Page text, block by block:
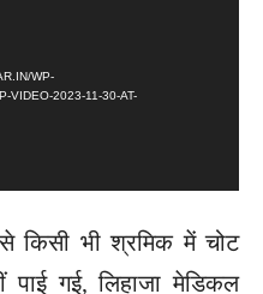
WP-
VIDEO-2023-11-30-AT-
किसी भी श्रमिक में चोट
गई, लिहाजा मेडिकल